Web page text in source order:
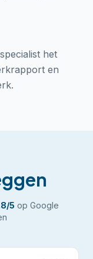
het
en
/5 op Google